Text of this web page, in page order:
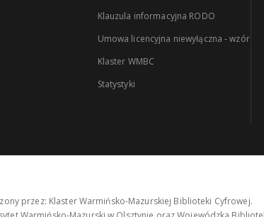
Klauzula informacyjna RODO
Umowa licencyjna niewyłączna - wzór
Klaster WMBC
Statystyki
przez: Klaster Warmińsko-Mazurskiej Biblioteki Cyfrowej.